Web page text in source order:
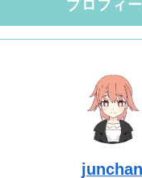
プロフィ
junchan